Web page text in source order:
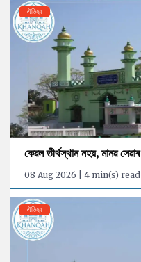
ঐতিহ্য
কেৱল তীৰ্থস্থান নহয়, মানৱ
08 Aug 2026 | 4 min(s) read
ঐতিহ্য